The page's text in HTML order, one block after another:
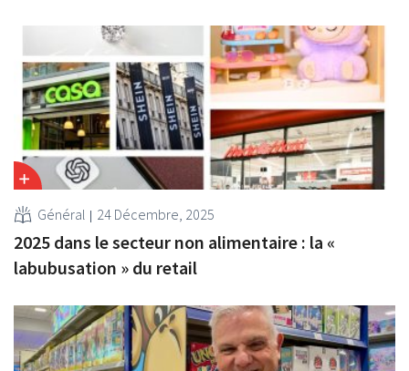
Général 24 Décembre, 2025
2025 dans le secteur non alimentaire : la «
labubusation » du retail